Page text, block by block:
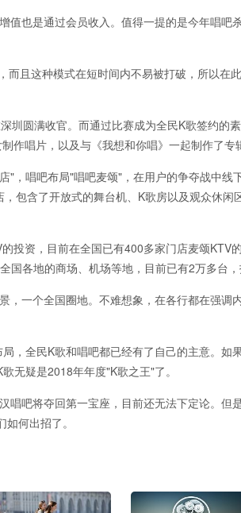
值也是通过会员收入。值得一提的是今年唱吧
且这种模式在短时间内不易被打破，所以在
圳圆满收官。而通过比赛成为全民K歌签约的
作唱片，以及与《我想和你唱》一起制作了专
"，唱吧布局"唱吧麦颂"，在用户的争夺战中线
包含了开放式的舞台机、K歌房以及观众休闲
投资，目前在全国已有400多家门店麦颂KTV
各地的商场、机场等地，目前已有2万多台，
，一个全国圈地。不难想象，在各行都在强调
，全民K歌和唱吧都已经有了自己的主意。如
无疑是2018年年度"K歌之王"了。
唱吧将夺回第一宝座，目前还无法下定论。但
何出招了。